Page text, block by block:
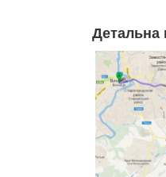
Детальна